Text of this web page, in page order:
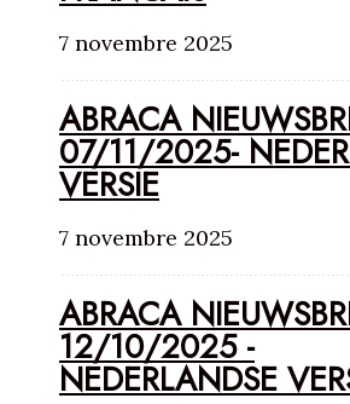
7 novembre 2025
ABRACA
07/11/2025-
VERSIE
7 novembre 2025
ABRACA
12/10/2025 -
NEDERLANDSE